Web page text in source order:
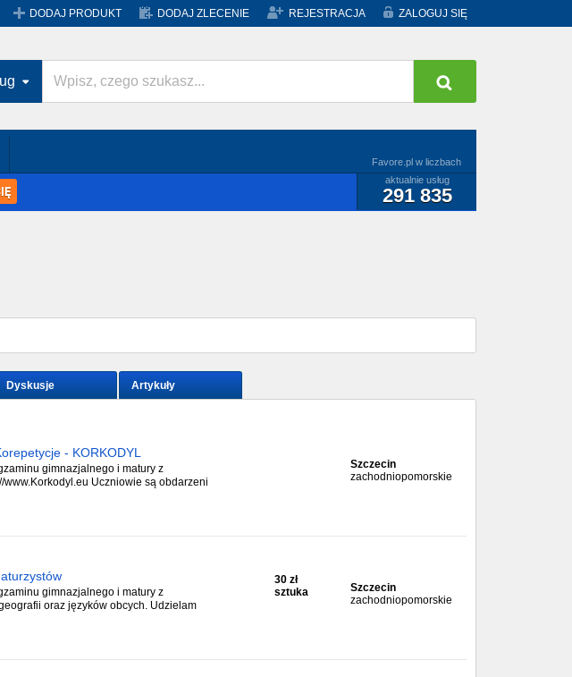
DODAJ PRODUKT DODAJ ZLECENIE REJESTRACJA ZALOGUJ SIĘ
Favore.pl w liczbach
aktualnie usług
291 835
Dyskusje Artykuły
- KORKODYL
gimnazjalnego i matury z
www.Korkodyl.eu Uczniowie są obdarzeni
Szczecin
zachodniopomorskie
gimnazjalnego i matury z
oraz języków obcych. Udzielam
30 zł
sztuka
Szczecin
zachodniopomorskie